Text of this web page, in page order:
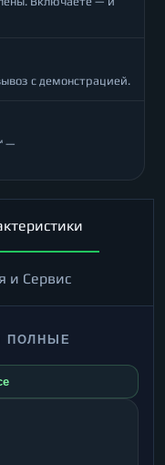
с демонстрацией.
—
и Сервис
ПОЛНЫЕ